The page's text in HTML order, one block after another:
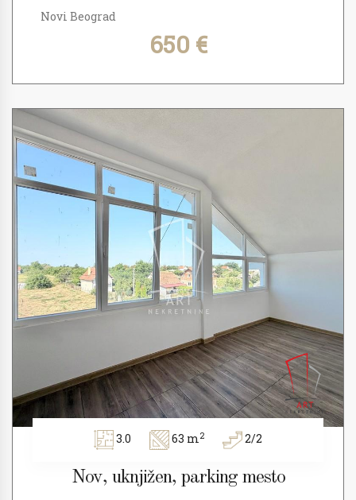
Novi Beograd
650 €
3.0 63 m2 2/2
Nov, uknjižen, parking mesto